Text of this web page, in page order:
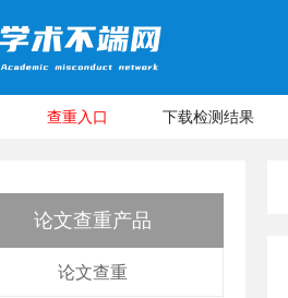
查重入口 下载检测结果
论文查重产品
论文查重